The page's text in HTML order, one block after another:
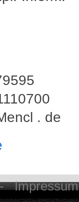
. de
-Impressum